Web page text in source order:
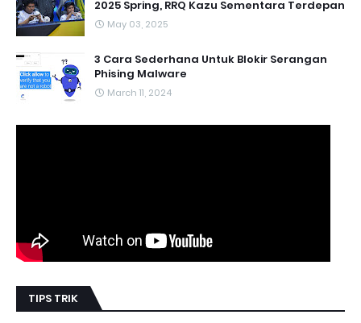
2025 Spring, RRQ Kazu Sementara Terdepan
May 03, 2025
3 Cara Sederhana Untuk Blokir Serangan
Phising Malware
March 11, 2024
TIPS TRIK